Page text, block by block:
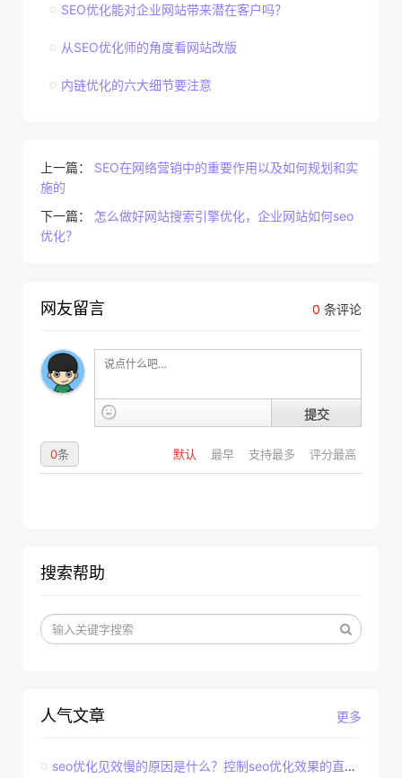
SEO优化能对企业网站带来潜在客户吗？
从SEO优化师的角度看网站改版
内链优化的六大细节要注意
上一篇： SEO在网络营销中的重要作用以及如何规划和实
施的
下一篇： 怎么做好网站搜索引擎优化，企业网站如何seo
优化？
0 条评论
网友留言
提交
默认 最早 支持最多 评分最高
0条
搜索帮助
更多
人气文章
seo优化见效慢的原因是什么？控制seo优化效果的直接因素